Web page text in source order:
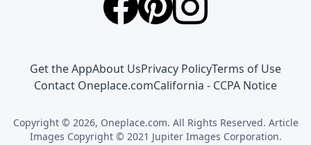
Get the AppAbout UsPrivacy PolicyTerms of Use
Contact Oneplace.comCalifornia - CCPA Notice
Copyright © 2026, Oneplace.com. All Rights Reserved. Article
Images Copyright © 2021 Jupiter Images Corporation.